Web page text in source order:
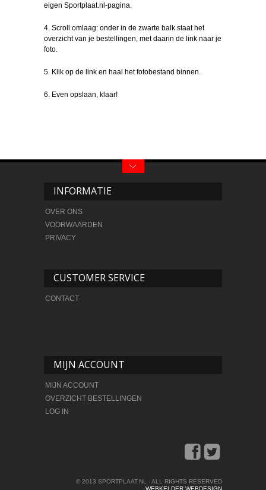
eigen Sportplaat.nl-pagina.
4. Scroll omlaag: onder in de zwarte balk staat het
overzicht van je bestellingen, met daarin de link naar je
foto.
5. Klik op de link en haal het fotobestand binnen.
6. Even opslaan, klaar!
INFORMATIE
OVER ONS
VOORWAARDEN
PRIVACY
CUSTOMER SERVICE
CONTACT
MIJN ACCOUNT
MIJN ACCOUNT
OVERZICHT BESTELLINGEN
LOG IN
© 2013 SPORTPLAAT.NL - ALL RIGHTS RESERVED
WEBKELDER WEBDESIGN